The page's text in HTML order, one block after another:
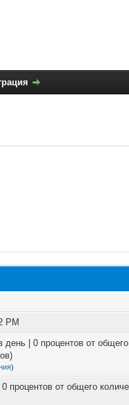
PM
день | 0 процентов от общего
)
процентов от общего